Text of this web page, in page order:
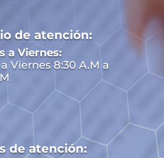
de atención:
a Viernes:
Viernes 8:30 A.M a
de atención: